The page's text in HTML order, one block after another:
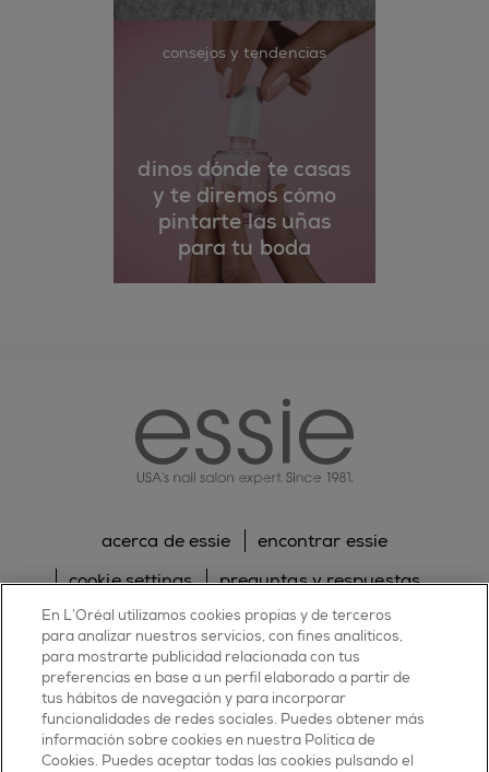
consejos y tendencias
dinos dónde te casas
y te diremos cómo
pintarte las uñas
para tu boda
acerca de essie
encontrar essie
cookie settings
preguntas y respuestas
sitemap
contacta con nosotros
política de cookies
política de privacidad
facebooktwitterpinterestyoutube
En L’Oréal utilizamos cookies propias y de terceros
para analizar nuestros servicios, con fines analíticos,
para mostrarte publicidad relacionada con tus
preferencias en base a un perfil elaborado a partir de
tus hábitos de navegación y para incorporar
funcionalidades de redes sociales. Puedes obtener más
información sobre cookies en nuestra Política de
Cookies. Puedes aceptar todas las cookies pulsando el